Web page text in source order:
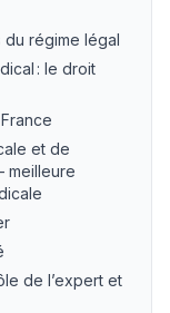
du régime légal
: le droit
et de
meilleure
de l’expert et